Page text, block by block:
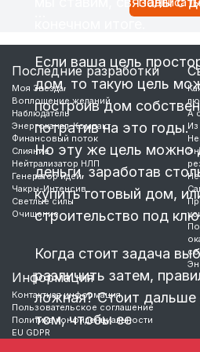
Если ваша цель
дом, то такую цель
построив дом
потратив на это годы.
Но эту же цель можно
деньги, заработав
купить готовый дом,
строительство под
Когда стоит задача
различить затем,
ложная? Стоит дальше
том, чтобы ее
Последние разработки
Моя Звезда
Воплощение желаний
Наблюдатель
Энергоканал-Компакт
Финансовый поток
Слияние
Нейтрализатор НЛП
Генератор идей
Чакры-Интенсив
Светлые силы
Очищение
А
Информация
Контактная информация
Пользовательское соглашение
Политика конфиденциальности
EU GDPR